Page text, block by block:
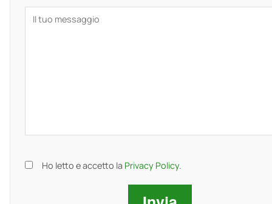
Ho letto e accetto la Privacy Policy.